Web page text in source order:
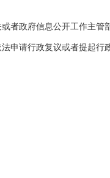
政府信息公开工作主管
请行政复议或者提起行政